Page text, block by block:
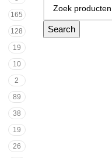
165
128
19
10
2
89
38
19
26
Search